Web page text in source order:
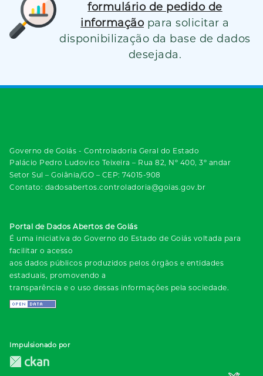
formulário de pedido de
informação para solicitar a
disponibilização da base de dados
desejada.
Governo de Goiás - Controladoria Geral do Estado
Palácio Pedro Ludovico Teixeira – Rua 82, Nº 400, 3º andar
Setor Sul – Goiânia/GO – CEP: 74015-908
Contato: dadosabertos.controladoria@goias.gov.br
Portal de Dados Abertos de Goiás
É uma iniciativa do Governo do Estado de Goiás voltada para
facilitar o acesso
aos dados públicos produzidos pelos órgãos e entidades
estaduais, promovendo a
transparência e o uso dessas informações pela sociedade.
Impulsionado por